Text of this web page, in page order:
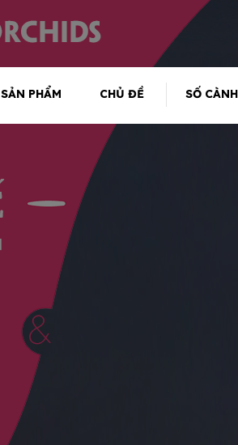
SẢN PHẨM CHỦ ĐỀ SỐ CÀNH